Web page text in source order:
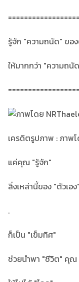
รู้จัก "ความถนัด" ของ
ให้มากกว่า "ความถนั
เครดิตรูปภาพ : ภาพ
แค่คุณ "รู้จัก"
สิ่งเหล่านี้ของ "ตัวเอง"
.
ก็เป็น "เข็มทิศ"
ช่วยนำพา "ชีวิต" คุณ